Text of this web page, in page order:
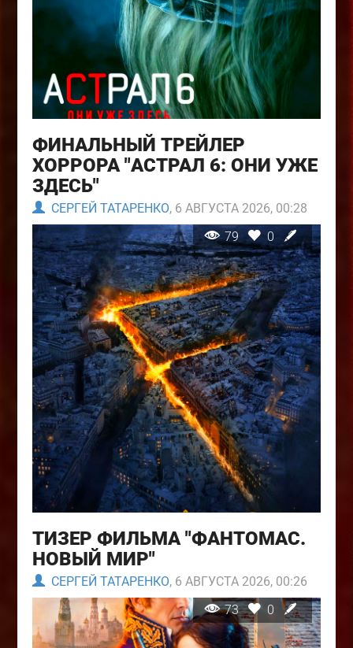
ФИНАЛЬНЫЙ ТРЕЙЛЕР
ХОРРОРА "АСТРАЛ 6: ОНИ УЖЕ
ЗДЕСЬ"
СЕРГЕЙ ТАТАРЕНКО, 6 АВГУСТА 2026, 00:28
79 0
ТИЗЕР ФИЛЬМА "ФАНТОМАС.
НОВЫЙ МИР"
СЕРГЕЙ ТАТАРЕНКО, 6 АВГУСТА 2026, 00:26
73 0